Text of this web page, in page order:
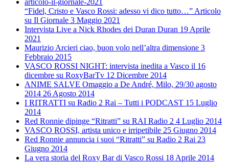
“Fidel, Cristo e Vasco Rossi: adesso vi dico tutto…” Articolo
su Il Giornale 3 Maggio 2021
Intervista Live a Nick Rhodes dei Duran Duran 19 Aprile
2021
Maurizio Arcieri ciao, buon volo nell’altra dimensione 3
Febbraio 2015
VASCO ROSSI NIGHT: intervista inedita a Vasco il 16
dicembre su RoxyBarTv 12 Dicembre 2014
ANIME SALVE Omaggio a De André, Milo, 29/30 agosto
2014 26 Agosto 2014
I RITRATTI su Radio 2 Rai – Tutti i PODCAST 15 Luglio
2014
Red Ronnie dipinge “Ritratti” su RAI Radio 2 4 Luglio 2014
VASCO ROSSI, artista unico e irripetibile 25 Giugno 2014
Red Ronnie annuncia i suoi “Ritratti” su Radio 2 Rai 23
Giugno 2014
La vera storia del Roxy Bar di Vasco Rossi 18 Aprile 2014